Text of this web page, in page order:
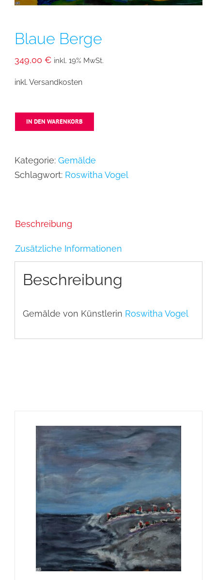
Blaue Berge
349,00 € inkl. 19% MwSt.
inkl. Versandkosten
IN DEN WARENKORB
Kategorie: Gemälde
Schlagwort: Roswitha Vogel
Beschreibung
Zusätzliche Informationen
Beschreibung
Gemälde von Künstlerin Roswitha Vogel